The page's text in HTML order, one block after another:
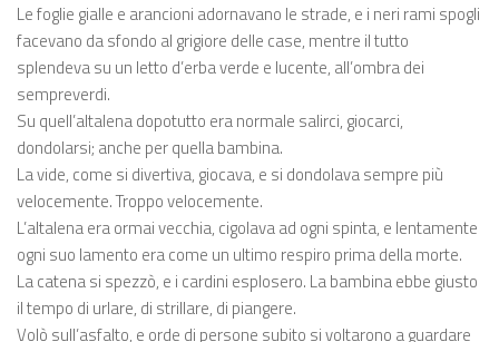
Le foglie gialle e arancioni adornavano le strade, e i neri rami spogli
facevano da sfondo al grigiore delle case, mentre il tutto
splendeva su un letto d’erba verde e lucente, all’ombra dei
sempreverdi.
Su quell’altalena dopotutto era normale salirci, giocarci,
dondolarsi; anche per quella bambina.
La vide, come si divertiva, giocava, e si dondolava sempre più
velocemente. Troppo velocemente.
L’altalena era ormai vecchia, cigolava ad ogni spinta, e lentamente
ogni suo lamento era come un ultimo respiro prima della morte.
La catena si spezzò, e i cardini esplosero. La bambina ebbe giusto
il tempo di urlare, di strillare, di piangere.
Volò sull’asfalto, e orde di persone subito si voltarono a guardare